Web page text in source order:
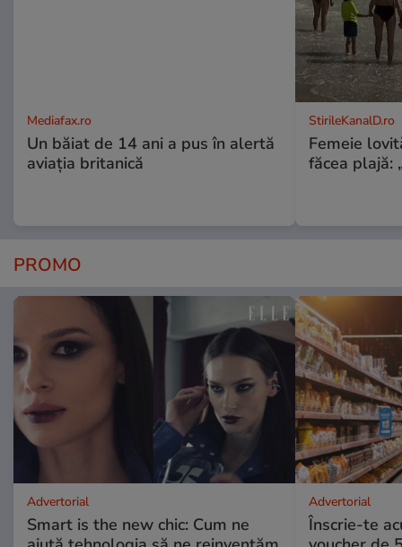
Mediafax.ro
Un băiat de 14 ani a pus în alertă
aviația britanică
StirileKanalD.ro
Femeie
făcea plajă:
PROMO
Advertorial
Smart is the new chic: Cum ne
Advertorial
Înscrie-te